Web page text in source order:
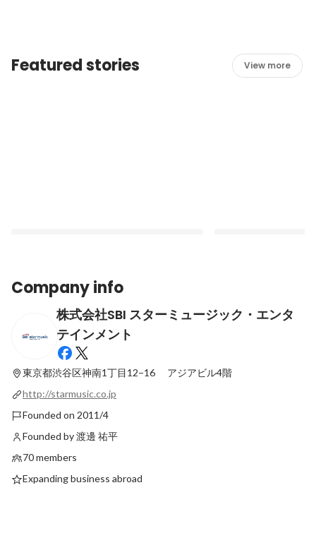
Featured stories View more
人間に興味を持ってくれた」こと― 元ピラ
ティスインストラクターが直感で選んだ、
自分らしく輝ける場所。
Company info
株式会社SBI スターミュージック・エンタ
テインメント
東京都渋谷区神南1丁目12−16
アジアビル4階
http://starmusic.co.jp
Founded on 2011/4
Founded by 渡邊 祐平
70 members
Expanding business abroad